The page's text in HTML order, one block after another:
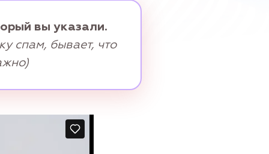
вы указали.
спам, бывает, что